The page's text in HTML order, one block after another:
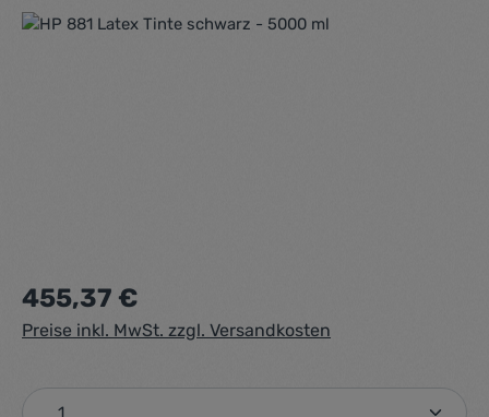
Bildergalerie überspringen
Regulärer Preis:
455,37 €
Preise inkl. MwSt. zzgl. Versandkosten
Produkt Anzahl: Gib den gewünschten Wert ein